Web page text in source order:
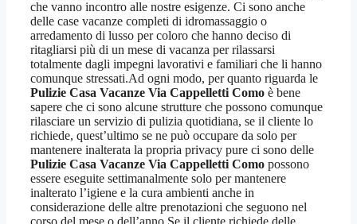
che vanno incontro alle nostre esigenze. Ci sono anche
delle case vacanze completi di idromassaggio o
arredamento di lusso per coloro che hanno deciso di
ritagliarsi più di un mese di vacanza per rilassarsi
totalmente dagli impegni lavorativi e familiari che li hanno
comunque stressati.Ad ogni modo, per quanto riguarda le
Pulizie Casa Vacanze Via Cappelletti Como è bene
sapere che ci sono alcune strutture che possono comunque
rilasciare un servizio di pulizia quotidiana, se il cliente lo
richiede, quest’ultimo se ne può occupare da solo per
mantenere inalterata la propria privacy pure ci sono delle
Pulizie Casa Vacanze Via Cappelletti Como possono
essere eseguite settimanalmente solo per mantenere
inalterato l’igiene e la cura ambienti anche in
considerazione delle altre prenotazioni che seguono nel